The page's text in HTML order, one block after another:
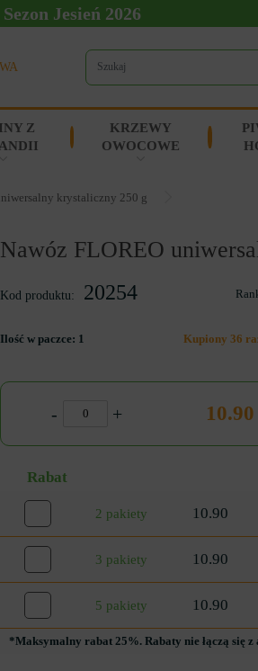
Sezon Jesień 2026
Z
KRZEWY
OWOCOWE
krystaliczny 250 g
Nawóz FLOREO
Kod produktu: 20254
Ilość w paczce: 1 Kupiony 36
- + 10.90
Rabat
2 pakiety 10.90
3 pakiety 10.90
5 pakiety 10.90
*Maksymalny rabat 25%. Rabaty nie łączą się